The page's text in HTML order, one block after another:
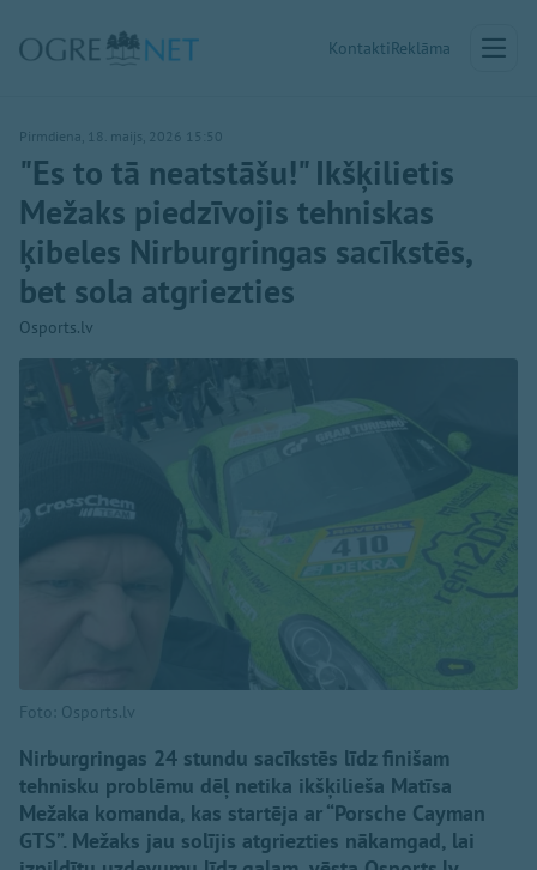
KontaktiReklāma
Pirmdiena, 18. maijs, 2026 15:50
"Es to tā neatstāšu!" Ikšķilietis
Mežaks piedzīvojis tehniskas
ķibeles Nirburgringas sacīkstēs,
bet sola atgriezties
Osports.lv
Foto: Osports.lv
Nirburgringas 24 stundu sacīkstēs līdz finišam
tehnisku problēmu dēļ netika ikšķilieša Matīsa
Mežaka komanda, kas startēja ar “Porsche Cayman
GTS”. Mežaks jau solījis atgriezties nākamgad, lai